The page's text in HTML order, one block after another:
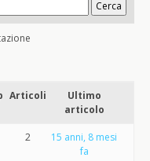
Articoli
Ultimo
articolo
2
15 anni, 8 mesi
fa